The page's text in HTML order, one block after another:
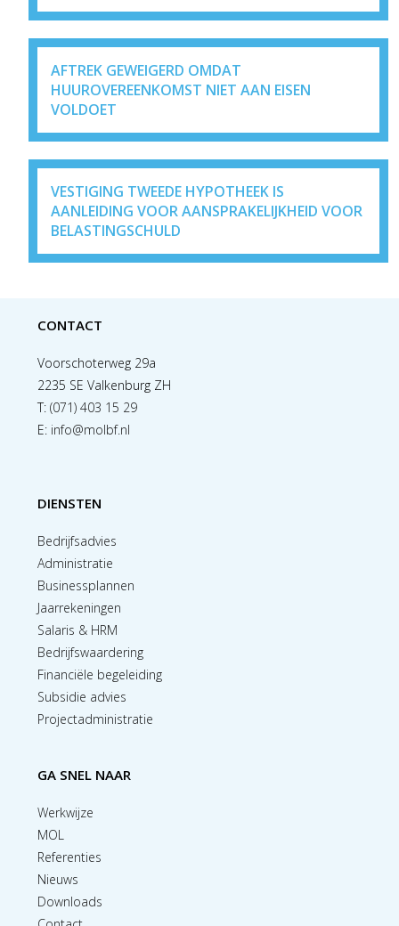
AFTREK GEWEIGERD OMDAT
HUUROVEREENKOMST NIET AAN EISEN
VOLDOET
VESTIGING TWEEDE HYPOTHEEK IS
AANLEIDING VOOR AANSPRAKELIJKHEID VOOR
BELASTINGSCHULD
CONTACT
Voorschoterweg 29a
2235 SE Valkenburg ZH
T:(071) 403 15 29
E: info@molbf.nl
DIENSTEN
Bedrijfsadvies
Administratie
Businessplannen
Jaarrekeningen
Salaris & HRM
Bedrijfswaardering
Financiële begeleiding
Subsidie advies
Projectadministratie
GA SNEL NAAR
Werkwijze
MOL
Referenties
Nieuws
Downloads